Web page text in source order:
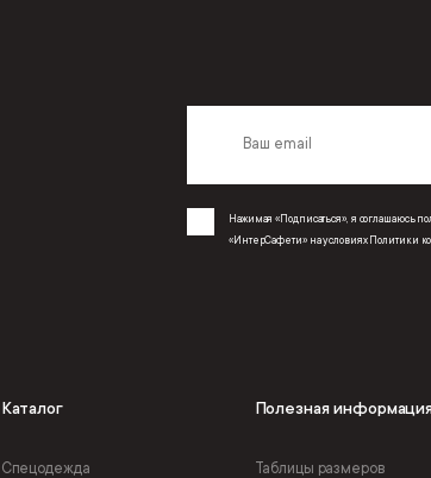
Нажимая «Подписаться», я соглашаюсь
«ИнтерСафети» на условиях Политики
Каталог
Спецодежда
Полезная
Таблицы размеров